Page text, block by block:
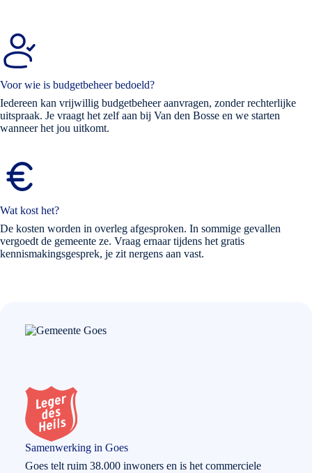
Voor wie is budgetbeheer bedoeld?
Iedereen kan vrijwillig budgetbeheer aanvragen, zonder rechterlijke
uitspraak. Je vraagt het zelf aan bij Van den Bosse en we starten
wanneer het jou uitkomt.
Wat kost het?
De kosten worden in overleg afgesproken. In sommige gevallen
vergoedt de gemeente ze. Vraag ernaar tijdens het gratis
kennismakingsgesprek, je zit nergens aan vast.
Samenwerking in Goes
Goes telt ruim 38.000 inwoners en is het commerciele